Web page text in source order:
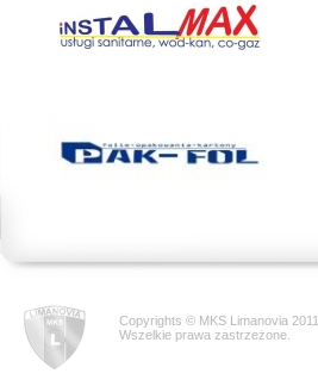
Copyrights © MKS Limanovia 2011
Wszelkie prawa zastrzeżone.